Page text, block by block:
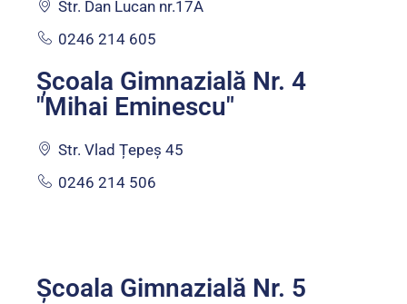
Str. Dan Lucan nr.17A
0246 214 605
Școala Gimnazială Nr. 4
"Mihai Eminescu"
Str. Vlad Țepeș 45
0246 214 506
Școala Gimnazială Nr. 5